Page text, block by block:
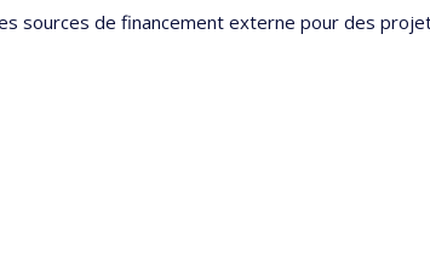
sources de financement externe pour des